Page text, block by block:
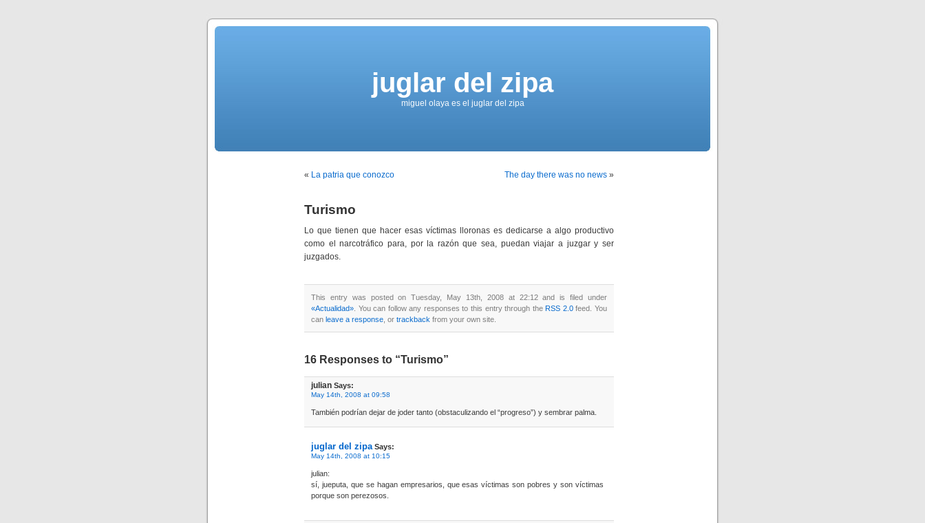
juglar del zipa
miguel olaya es el juglar del zipa
« La patria que conozco The day there was no news »
Turismo
Lo que tienen que hacer esas víctimas lloronas es dedicarse a algo productivo
como el narcotráfico para, por la razón que sea, puedan viajar a juzgar y ser
juzgados.
This entry was posted on Tuesday, May 13th, 2008 at 22:12 and is filed under
«Actualidad» . You can follow any responses to this entry through theRSS 2.0feed. You
can leave a response , or trackback from your own site.
16 Responses to “Turismo”
julian Says:
May 14th, 2008 at 09:58
También podrían dejar de joder tanto (obstaculizando el “progreso”) y sembrar palma.
juglar del zipa Says:
May 14th, 2008 at 10:15
julian:
sí, jueputa, que se hagan empresarios, que esas víctimas son pobres y son víctimas
porque son perezosos.